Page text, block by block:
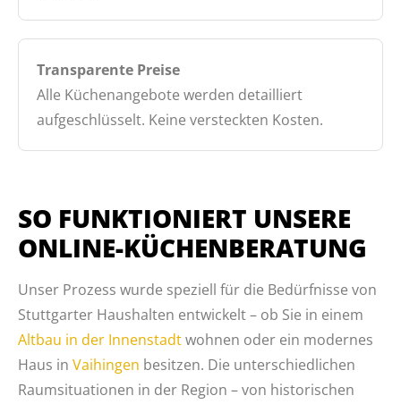
Transparente Preise
Alle Küchenangebote werden detailliert
aufgeschlüsselt. Keine versteckten Kosten.
SO FUNKTIONIERT UNSERE
ONLINE-KÜCHENBERATUNG
Unser Prozess wurde speziell für die Bedürfnisse von
Stuttgarter Haushalten entwickelt – ob Sie in einem
Altbau in der Innenstadtwohnen oder ein modernes
Haus in Vaihingen besitzen. Die unterschiedlichen
Raumsituationen in der Region – von historischen